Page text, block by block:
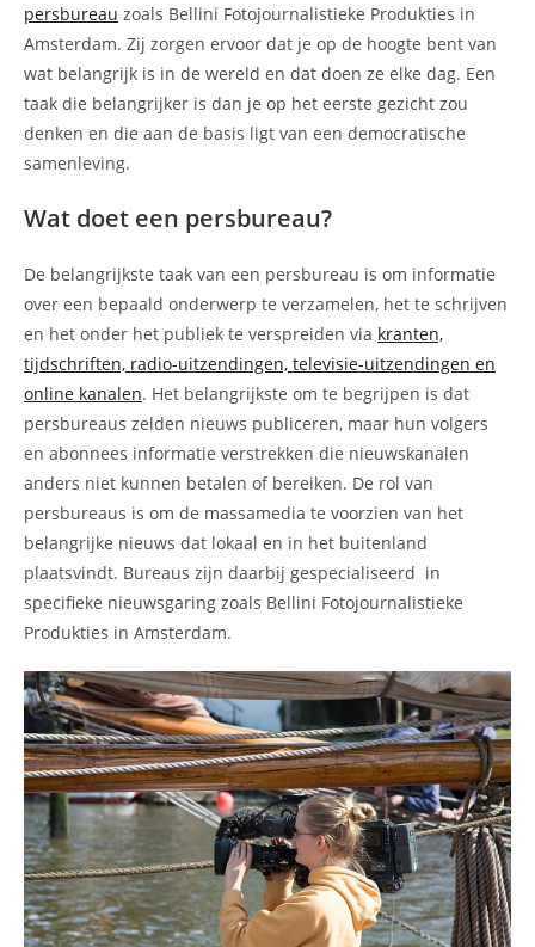
persbureau zoals Bellini Fotojournalistieke Produkties in
Amsterdam. Zij zorgen ervoor dat je op de hoogte bent van
wat belangrijk is in de wereld en dat doen ze elke dag. Een
taak die belangrijker is dan je op het eerste gezicht zou
denken en die aan de basis ligt van een democratische
samenleving.
Wat doet een persbureau?
De belangrijkste taak van een persbureau is om informatie
over een bepaald onderwerp te verzamelen, het te schrijven
en het onder het publiek te verspreiden via kranten,
tijdschriften, radio-uitzendingen, televisie-uitzendingen en
online kanalen. Het belangrijkste om te begrijpen is dat
persbureaus zelden nieuws publiceren, maar hun volgers
en abonnees informatie verstrekken die nieuwskanalen
anders niet kunnen betalen of bereiken. De rol van
persbureaus is om de massamedia te voorzien van het
belangrijke nieuws dat lokaal en in het buitenland
plaatsvindt. Bureaus zijn daarbij gespecialiseerd in
specifieke nieuwsgaring zoals Bellini Fotojournalistieke
Produkties in Amsterdam.